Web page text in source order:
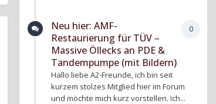
0
Neu hier: AMF-
Restaurierung für TÜV –
Massive Öllecks an PDE &
Tandempumpe (mit Bildern)
Hallo liebe A2-Freunde, ich bin seit
kurzem stolzes Mitglied hier im Forum
und möchte mich kurz vorstellen. Ich...